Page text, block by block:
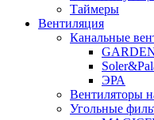
Таймеры
Вентиляция
Канальные
ЭРА
Вентиляторы
Угольные